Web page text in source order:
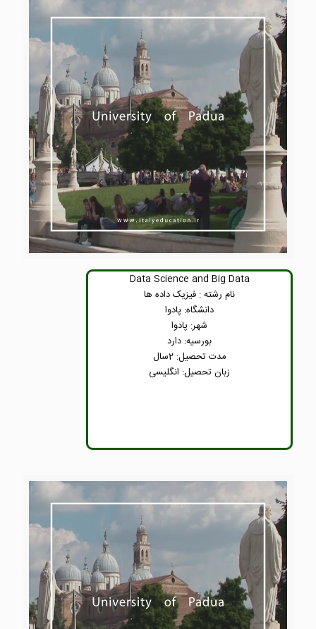
Data Science and Big Data
نام رشته : فیزیک داده ها
دانشگاه: پادوا
شهر: پادوا
بورسیه: دارد
مدت تحصیل: 2سال
زبان تحصیل: انگلیسی